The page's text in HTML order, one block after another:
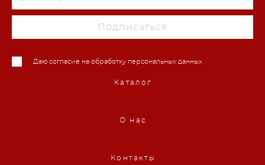
Подписаться
Даю согласие на обработку персональных данных
Каталог
О нас
Контакты